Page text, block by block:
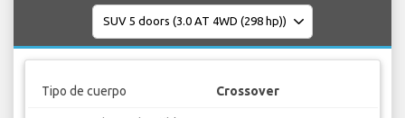
Tipo de cuerpo Crossover